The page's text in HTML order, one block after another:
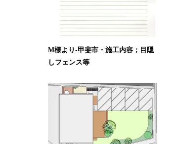
M様より-甲斐市・施工内容；目隠
しフェンス等